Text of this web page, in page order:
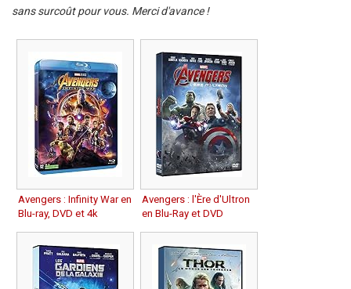
sans surcoût pour vous. Merci d'avance !
Avengers : Infinity War en
Blu-ray, DVD et 4k
Avengers : l'Ère d'Ultron
en Blu-Ray et DVD